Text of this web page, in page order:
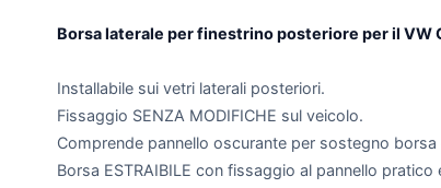
Borsa laterale per finestrino posteriore per il VW
Installabile sui vetri laterali posteriori.
Fissaggio SENZA MODIFICHE sul veicolo.
Comprende pannello oscurante per sostegno
Borsa ESTRAIBILE con fissaggio al pannello pratico